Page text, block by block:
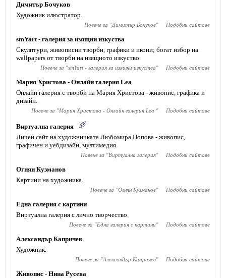
Димитър Бочуков
Художник илюстратор.
Повече за "Димитър Бочуков" Подобни сайтове
smYart - галерия за изящни изкуства
Скулптури, живописни творби, графики и икони; богат избор на
wallpapers от творби на изящното изкуство.
Повече за "smYart - галерия за изящни изкуства" Подобни сайтове
Мария Христова - Онлайн галерия Lea
Онлайн галерия с творби на Мария Христова - живопис, графика и
дизайн.
Повече за "Мария Христова - Онлайн галерия Lea " Подобни сайтове
Виртуална галерия
Личен сайт на художничката Любомира Попова - живопис,
графичен и уебдизайн, мултимедия.
Повече за "Виртуална галерия" Подобни сайтове
Огнян Кузманов
Картини на художника.
Повече за "Огнян Кузманов" Подобни сайтове
Една галерия с картини
Виртуална галерия с лично творчество.
Повече за "Една галерия с картини" Подобни сайтове
Александър Капричев
Художник.
Повече за "Александър Капричев" Подобни сайтове
Живопис - Нина Русева